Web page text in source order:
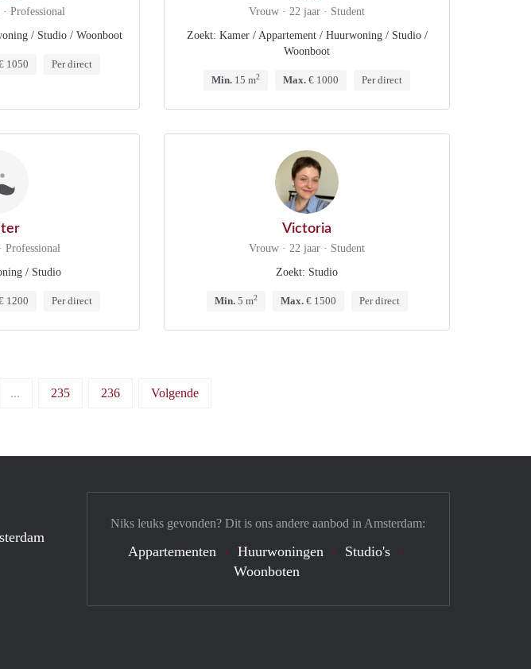
Professional
/ Studio / Woonboot
1050 Per direct
Vrouw · 22 jaar · Student
Zoekt: Kamer / Appartement / Huurwoning / Studio /
Woonboot
Min. 15 m2 Max. € 1000 Per direct
Professional
/ Studio
1200 Per direct
Victoria
Vrouw · 22 jaar · Student
Zoekt: Studio
Min.5 m2 Max.€ 1500 Per direct
... 235 236 Volgende
Niks leuks gevonden? Dit is ons andere aanbod in Amsterdam:
Appartementen Huurwoningen
Studio's
Woonboten